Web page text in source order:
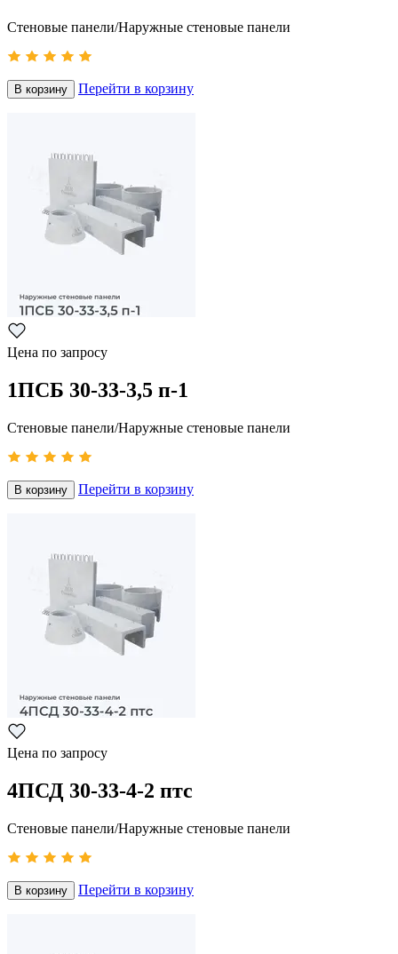
Стеновые панели/Наружные стеновые панели
В корзину Перейти в корзину
Цена по запросу
1ПСБ 30-33-3,5 п-1
Стеновые панели/Наружные стеновые панели
В корзину Перейти в корзину
Цена по запросу
4ПСД 30-33-4-2 птс
Стеновые панели/Наружные стеновые панели
В корзину Перейти в корзину